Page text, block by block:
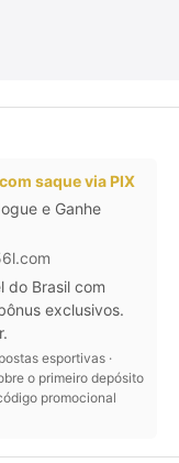
saque via PIX
e Ganhe
do Brasil com
exclusivos.
esportivas ·
o primeiro depósito
promocional